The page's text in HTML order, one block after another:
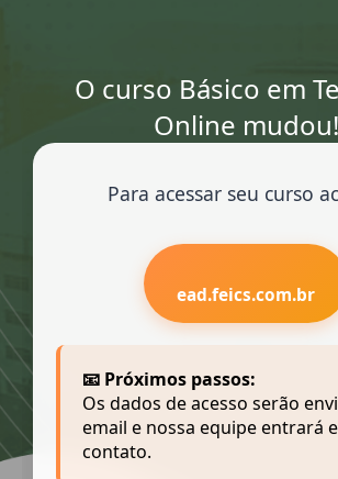
O curso Básico em
Online mudou!
Para acessar seu curso
ead.feics.com.br
📧 Próximos passos:
Os dados de acesso serão
email e nossa equipe entrará
contato.